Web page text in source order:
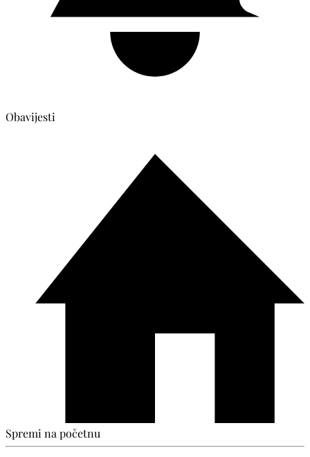
Obavijesti
Spremi na početnu